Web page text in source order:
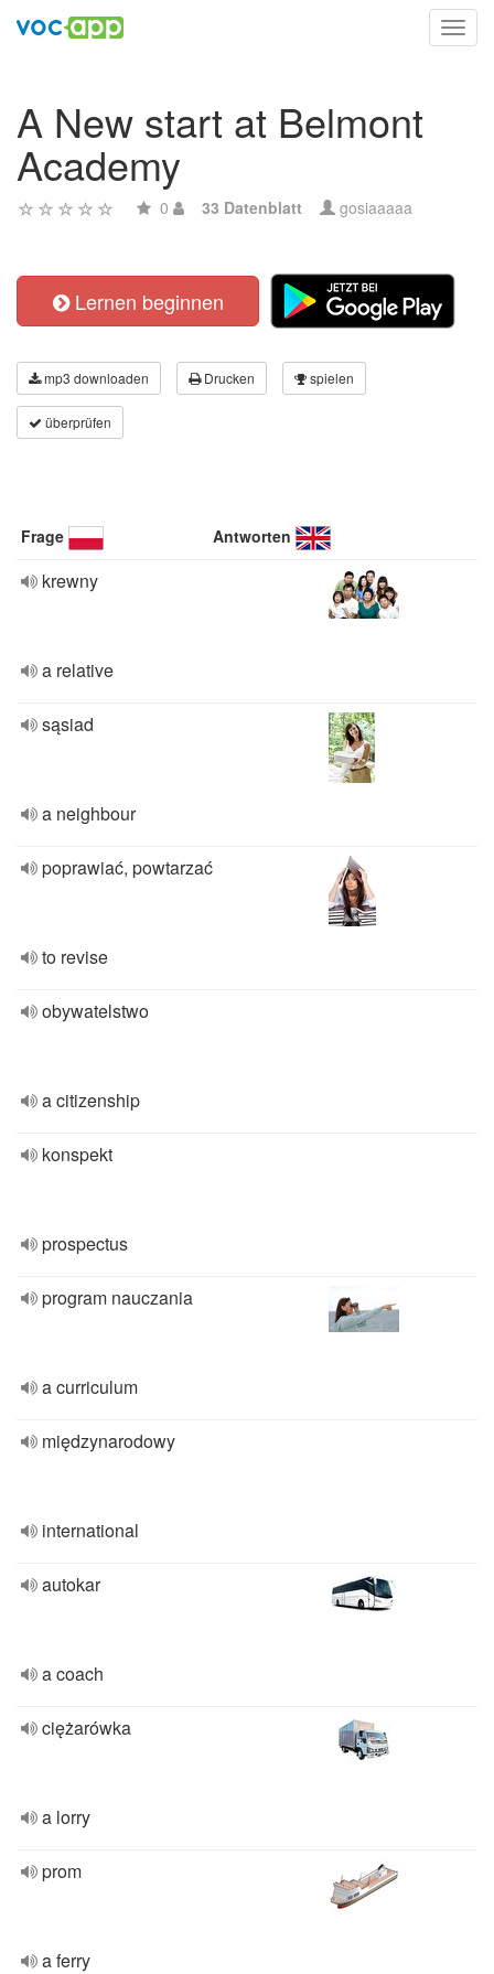
A New start at Belmont
Academy
0 33 Datenblatt gosiaaaaa
Lernen beginnen
mp3 downloaden Drucken spielen
überprüfen
Frage Antworten
krewny
a relative
sąsiad
a neighbour
poprawiać, powtarzać
to revise
obywatelstwo
a citizenship
konspekt
prospectus
program nauczania
a curriculum
międzynarodowy
international
autokar
a coach
ciężarówka
a lorry
prom
a ferry